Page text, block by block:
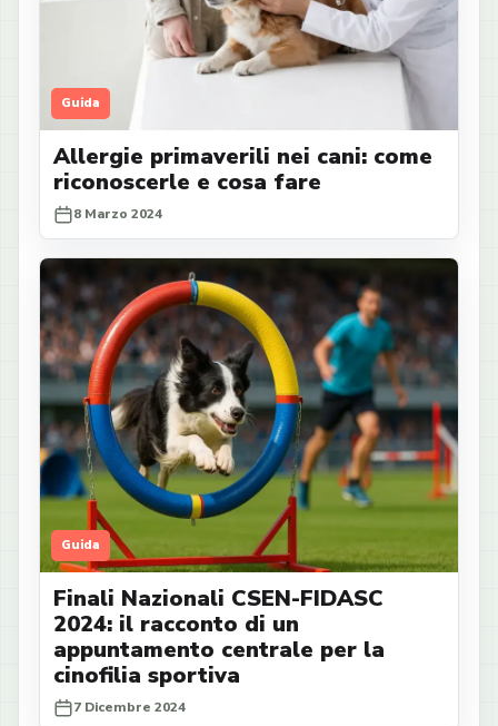
Guida
Allergie primaverili nei cani: come
riconoscerle e cosa fare
8 Marzo 2024
Guida
Finali Nazionali CSEN-FIDASC
2024: il racconto di un
appuntamento centrale per la
cinofilia sportiva
7 Dicembre 2024